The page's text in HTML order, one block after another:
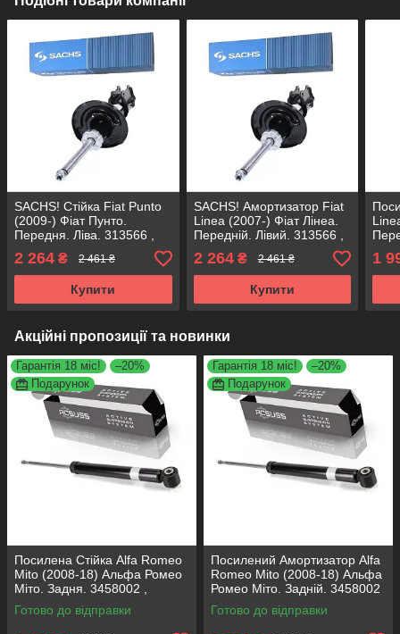
SACHS! Стійка Fiat Punto
(2009-) Фіат Пунто.
Передня. Ліва. 313566 ,
339717 САКС
2 264 ₴ 2 461 ₴
Купити
SACHS! Амортизатор Fiat
Linea (2007-) Фіат Лінеа.
Передній. Лівий. 313566 ,
339717 САКС
2 264₴ 2 461 ₴
Купити
1
Акційні пропозиції та новинки
Гарантія 18 міс!
–20%
Подарунок
Посилена Стійка Alfa Romeo
Mito (2008-18) Альфа Ромео
Міто. Задня. 3458002 ,
317722. KOREA Аксусс!
Готово до відправки
Гарантія 18 міс!
–20%
Подарунок
Посилений Амортизатор Alfa
Romeo Mito (2008-18) Альфа
Ромео Міто. Задній. 3458002
, 317722. KOREA Аксусс!
Готово до відправки